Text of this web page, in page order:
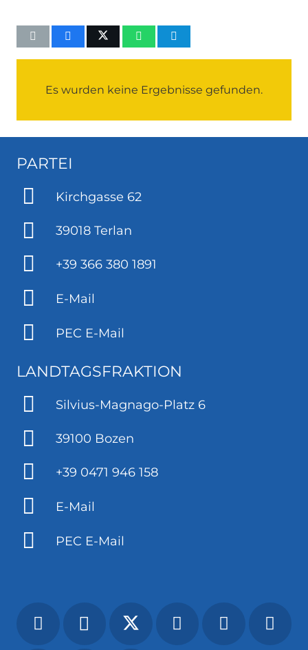
Es wurden keine Ergebnisse gefunden.
PARTEI
Kirchgasse 62
39018 Terlan
+39 366 380 1891
E-Mail
PEC E-Mail
LANDTAGSFRAKTION
Silvius-Magnago-Platz 6
39100 Bozen
+39 0471 946 158
E-Mail
PEC E-Mail